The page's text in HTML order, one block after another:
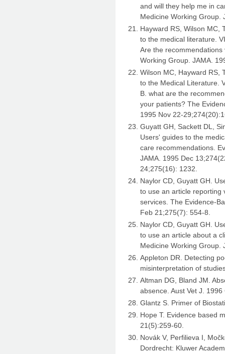
and will they help me in
Medicine Working Group.
Hayward RS, Wilson MC,
to the medical literature.
Are the
Working Group. JAMA.
Wilson MC, Hayward RS,
to the Medical Literature.
B. what are the
your patients? The
1995 Nov 22-
Guyatt GH, Sackett DL,
Users' guides to the
care recommendations.
JAMA. 1995 Dec
24;275(16): 1232.
Naylor CD, Guyatt GH.
to use an article reporting
services. The Evidence-
Feb 21;275(7): 554-8.
Naylor CD, Guyatt GH.
to use an article about a
Medicine Working Group.
Appleton DR. Detecting
misinterpretation of
Altman DG, Bland JM.
absence. Aust Vet J.
Glantz S. Primer of
Hope T. Evidence based
21(5):259-60.
Novák V, Perfilieva I,
Dordrecht: Kluwer